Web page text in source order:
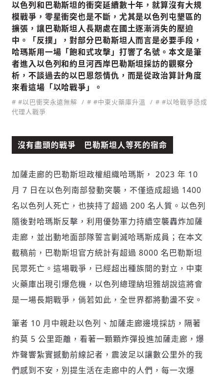
人文
以色列和巴勒斯坦的衝突延續數十年，就算沒有大規
模戰爭，零星衝突也是不斷，尤其是以色列屯墾區的
擴張，讓巴勒斯坦人長期處在國土逐漸消失的壓迫
中。「反撲」，對部分巴勒斯坦人而言是必要手段，
哈瑪斯用一場「飽和式攻擊」打響了名號。本文是筆
者進入以色列和約旦河西岸巴勒斯坦採訪的觀察分
析，不談過去的以巴恩怨情仇，而是從政治算計角度
來看這場「以哈戰爭」。
# #以巴衝突永遠無解 # #中東火藥庫升溫
# #以哈戰爭恐成
代理人戰爭
沒有盡頭的戰爭 巴勒斯坦人等死的宿命
加薩走廊的巴勒斯坦政權組織哈瑪斯， 2023 年 10
月 7 日在以色列南部發動突襲，不僅造成超過 1400
名以色列人死亡，也挾持了超過 200 名人質。以色列
隨後對哈瑪斯反擊，利用優勢軍力持續空襲轟炸加薩
走廊，並出動地面部隊誓言剿滅哈瑪斯成員；在本文
截稿前，巴勒斯坦官方統計有超過 8000 名巴勒斯坦
民眾死亡。這場戰爭，已經超出種族間的對立，中東
火藥庫出現引爆危機，以色列總理納坦雅胡說這將會
是一場長期戰爭，倘若如此，全世界都將動盪不安。
筆者 10 月中親赴以色列、加薩走廊邊境採訪，隔著
約莫 5 公里距離，看著一顆顆炸彈投進加薩走廊，爆
炸聲響紮實撼動前線記者，震波足以讓數公里外的我
們感到不安，別提生活在走廊中的人們，每一次爆